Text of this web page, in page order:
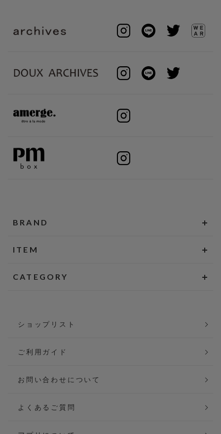
BRAND
ITEM
CATEGORY
ショップリスト
ご利用ガイド
お問い合わせについて
よくあるご質問